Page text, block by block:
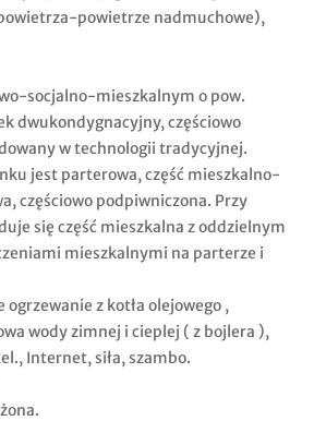
powietrze nadmuchowe),
socjalno-mieszkalnym o pow.
dwukondygnacyjny, częściowo
w technologii tradycyjnej.
jest parterowa, część mieszkalno-
częściowo podpiwniczona. Przy
się część mieszkalna z oddzielnym
mieszkalnymi na parterze i
z kotła olejowego ,
wody zimnej i cieplej ( z bojlera ),
Internet, siła, szambo.